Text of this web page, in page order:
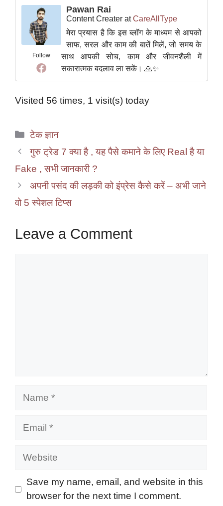
Follow
Pawan Rai
Content Creater atCareAllType
मेरा प्रयास है कि इस ब्लॉग के माध्यम से आपको
साफ, सरल और काम की बातें मिलें, जो समय के
साथ आपकी सोच, काम और जीवनशैली में
सकारात्मक बदलाव ला सकें। 🙏✨
Visited 56 times, 1 visit(s) today
Categories
टेक ज्ञान
गुरु ट्रेड 7 क्या है , यह पैसे कमाने के लिए Real है या
Fake , सभी जानकारी ?
अपनी पसंद की लड़की को इंप्रेस कैसे करें – अभी जाने
वो 5 स्पेशल टिप्स
Leave a Comment
Website
Save my name, email, and website in this
browser for the next time I comment.